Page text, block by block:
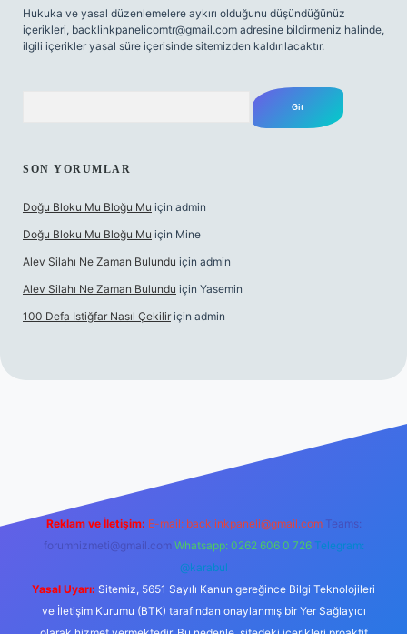
Hukuka ve yasal düzenlemelere aykırı olduğunu düşündüğünüz
içerikleri, backlinkpanelicomtr@gmail.com adresine bildirmeniz halinde,
ilgili içerikler yasal süre içerisinde sitemizden kaldırılacaktır.
SON YORUMLAR
Doğu Bloku Mu Bloğu Mu için admin
Doğu Bloku Mu Bloğu Mu için Mine
Alev Silahı Ne Zaman Bulundu için admin
Alev Silahı Ne Zaman Bulundu için Yasemin
100 Defa Istiğfar Nasıl Çekilir için admin
Reklam ve İletişim: E-mail: backlinkpaneli@gmail.com Teams:
forumhizmeti@gmail.com Whatsapp: 0262 606 0 726 Telegram:
@karabul
Yasal Uyarı: Sitemiz, 5651 Sayılı Kanun gereğince Bilgi Teknolojileri
ve İletişim Kurumu (BTK) tarafından onaylanmış bir Yer Sağlayıcı